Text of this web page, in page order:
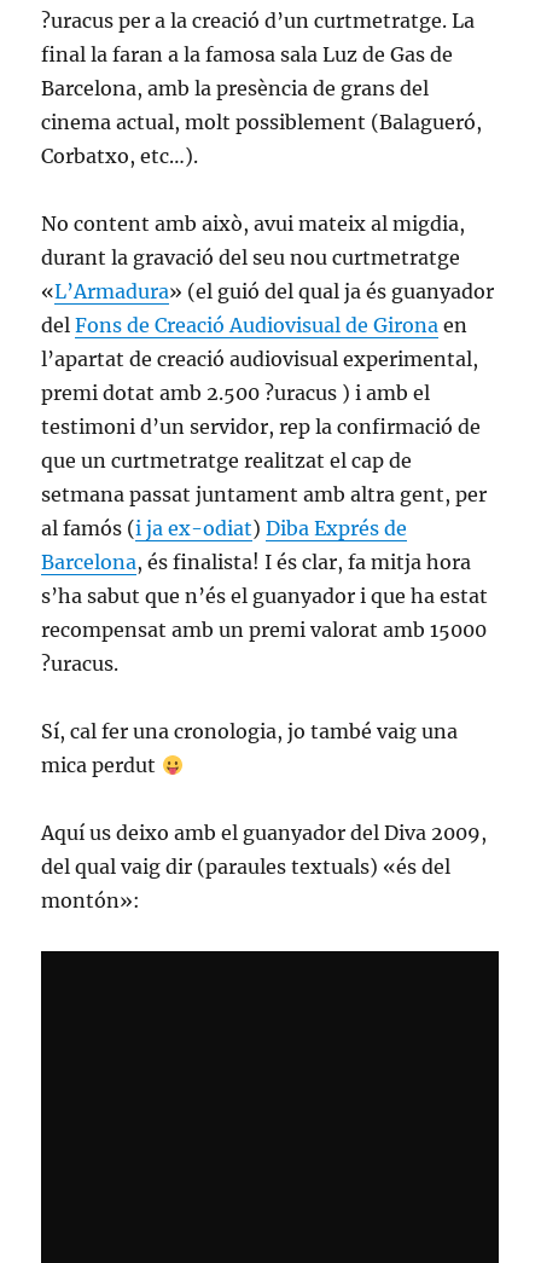
?uracus per a la creació d’un curtmetratge. La
final la faran a la famosa sala Luz de Gas de
Barcelona, amb la presència de grans del
cinema actual, molt possiblement (Balagueró,
Corbatxo, etc…).
No content amb això, avui mateix al migdia,
durant la gravació del seu nou curtmetratge
«L’Armadura» (el guió del qual ja és guanyador
delFons de Creació Audiovisual de Girona en
l’apartat de creació audiovisual experimental,
premi dotat amb 2.500 ?uracus ) i amb el
testimoni d’un servidor, rep la confirmació de
que un curtmetratge realitzat el cap de
setmana passat juntament amb altra gent, per
al famós (i ja ex-odiat)Diba Exprés de
Barcelona, és finalista! I és clar, fa mitja hora
s’ha sabut que n’és el guanyador i que ha estat
recompensat amb un premi valorat amb 15000
?uracus.
Sí, cal fer una cronologia, jo també vaig una
mica perdut
Aquí us deixo amb el guanyador del Diva 2009,
del qual vaig dir (paraules textuals) «és del
montón»: